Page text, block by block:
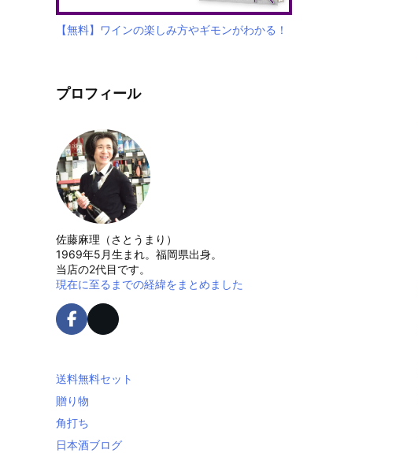
【無料】ワインの楽しみ方やギモンがわかる！
プロフィール
佐藤麻理（さとうまり）
1969年5月生まれ。福岡県出身。
当店の2代目です。
現在に至るまでの経緯をまとめました
送料無料セット
贈り物
角打ち
日本酒ブログ